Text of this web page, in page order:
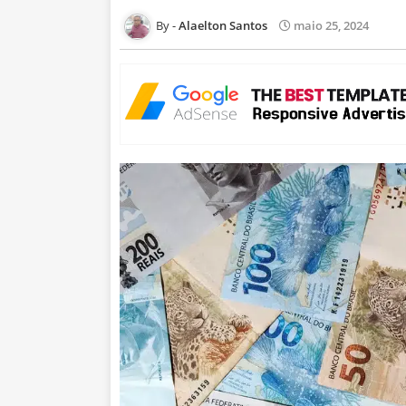
Alaelton Santos maio 25, 2024